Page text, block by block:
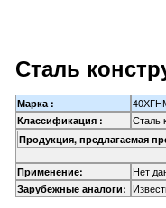
Сталь
Марка :
Классификация : Сталь
Продукция, предлагаемая
Применение: Нет
Зарубежные аналоги: